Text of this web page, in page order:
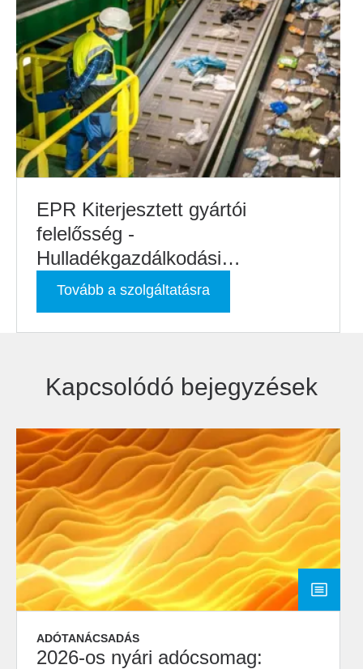
EPR Kiterjesztett gyártói
felelősség -
Hulladékgazdálkodási
tanácsadás
Tovább a szolgáltatásra
Kapcsolódó bejegyzések
ADÓTANÁCSADÁS
2026-os nyári adócsomag: